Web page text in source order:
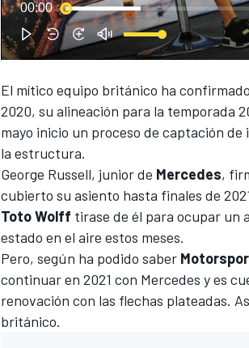
NASCAR CUP
FÓRMULA E
00:00
El mítico equipo británico ha
2020, su alineación para la temporada
mayo inicio un proceso de captación de
la estructura.
George Russell, junior de Mercedes,
cubierto su asiento hasta finales de
Toto Wolff tirase de él para ocupar un
estado en el aire estos meses.
Pero, según ha podido saber
continuar en 2021 con Mercedes y es
renovación con las flechas plateadas.
británico.